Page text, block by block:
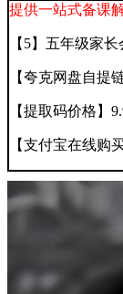
提供一站式备课
【5】五年级家
【夸克网盘自提
【提取码价格】
【支付宝在线购